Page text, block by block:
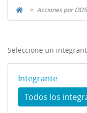
Acciones por ODS
Seleccione un
Integrante
Todos los